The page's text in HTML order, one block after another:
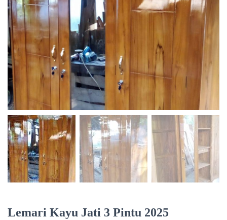
Lemari Kayu Jati 3 Pintu 2025